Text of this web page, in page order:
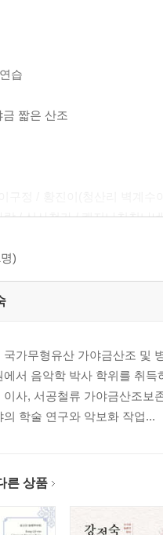
습
짧은 산조
구정 / 황진이(청산리 벽계
람 / 신사철가 / 쾌지나칭칭나
휘모리 / 봄노래 / 꽃이 피
보
)
국가무형유산 가야금산조 및
에서 음악학 박사 학위를 취
이사, 서공철류 가야금산조보
의 학술 연구와 악보화 작업...
른 상품